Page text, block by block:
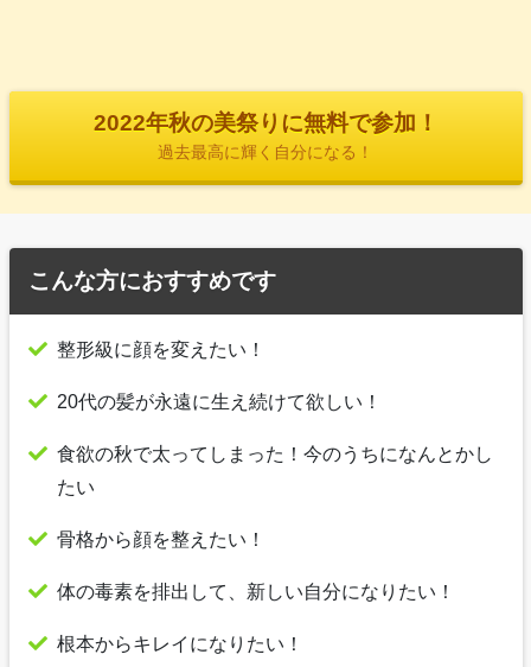
2022年秋の美祭りに無料で参加！
過去最高に輝く自分になる！
こんな方におすすめです
整形級に顔を変えたい！
20代の髪が永遠に生え続けて欲しい！
食欲の秋で太ってしまった！今のうちになんとかし
たい
骨格から顔を整えたい！
体の毒素を排出して、新しい自分になりたい！
根本からキレイになりたい！